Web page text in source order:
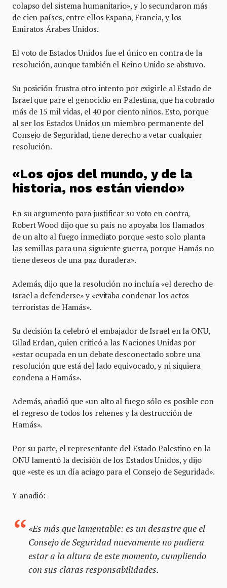
colapso del sistema humanitario», y lo secundaron más
de cien países, entre ellos España, Francia, y los
Emiratos Árabes Unidos.
El voto de Estados Unidos fue el único en contra de la
resolución, aunque también el Reino Unido se abstuvo.
Su posición frustra otro intento por exigirle al Estado de
Israel que pare el genocidio en Palestina, que ha cobrado
más de 15 mil vidas, el 40 por ciento niños. Esto, porque
al ser los Estados Unidos un miembro permanente del
Consejo de Seguridad, tiene derecho a vetar cualquier
resolución.
«Los ojos del mundo, y de la
historia, nos están viendo»
En su argumento para justificar su voto en contra,
Robert Wood dijo que su país no apoyaba los llamados
de un alto al fuego inmediato porque «esto solo planta
las semillas para una siguiente guerra, porque Hamás no
tiene deseos de una paz duradera».
Además, dijo que la resolución no incluía «el derecho de
Israel a defenderse» y «evitaba condenar los actos
terroristas de Hamás».
Su decisión la celebró el embajador de Israel en la ONU,
Gilad Erdan, quien criticó a las Naciones Unidas por
«estar ocupada en un debate desconectado sobre una
resolución que está del lado equivocado, y ni siquiera
condena a Hamás».
Además, añadió que «un alto al fuego sólo es posible con
el regreso de todos los rehenes y la destrucción de
Hamás».
Por su parte, el representante del Estado Palestino en la
ONU lamentó la decisión de los Estados Unidos, y dijo
que «este es un día aciago para el Consejo de Seguridad».
Y añadió:
«Es más que lamentable: es un desastre que el
Consejo de Seguridad nuevamente no pudiera
estar a la altura de este momento, cumpliendo
con sus claras responsabilidades.